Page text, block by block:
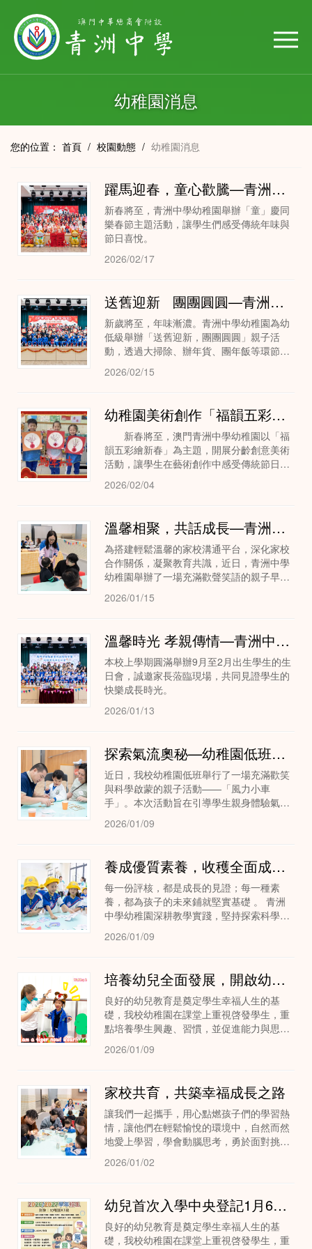
幼稚園消息
您的位置： 首頁 / 校園動態 / 幼稚園消息
躍馬迎春，童心歡騰—青洲中學幼稚園「童」慶同樂賀新春
新春將至，青洲中學幼稚園舉辦「童」慶同
樂春節主題活動，讓學生們感受傳統年味與
節日喜悅。
2026/02/17
送舊迎新 團團圓圓—青洲中學幼稚園幼低級親子活動溫馨開展
新歲將至，年味漸濃。青洲中學幼稚園為幼
低級舉辦「送舊迎新，團團圓圓」親子活
動，透過大掃除、辦年貨、團年飯等環節，
讓家長與孩子一同感受新春的喜悅與傳統節
日的溫馨氛圍。
2026/02/15
幼稚園美術創作「福韻五彩繪新春」
新春將至，澳門青洲中學幼稚園以「福
韻五彩繪新春」為主題，開展分齡創意美術
活動，讓學生在藝術創作中感受傳統節日的
喜悅與文化韻味。
2026/02/04
溫馨相聚，共話成長—青洲中學幼稚園親子早餐會圓滿舉行
為搭建輕鬆溫馨的家校溝通平台，深化家校
合作關係，凝聚教育共識，近日，青洲中學
幼稚園舉辦了一場充滿歡聲笑語的親子早餐
2026/01/15
溫馨時光 孝親傳情—青洲中學幼稚園生日會
本校上學期圓滿舉辦9月至2月出生學生的生
日會，誠邀家長蒞臨現場，共同見證學生的
快樂成長時光。
2026/01/13
探索氣流奧秘—幼稚園低班親子風力車科學活動
近日，我校幼稚園低班舉行了一場充滿歡笑
與科學啟蒙的親子活動——「風力小車
手」。本次活動旨在引導學生親身體驗氣流
的力量，培養動手能力與觀察力，並在親子
協作中激發科學探索的興趣。學生化身為充
2026/01/09
養成優質素養，收穫全面成長—青洲中學幼稚園多元評核
每一份評核，都是成長的見證；每一種素
養，都為孩子的未來鋪就堅實基礎 。 青洲
中學幼稚園深耕教學實踐，堅持探索科學評
核新模式。在日常課堂與豐富活動中，我們
引導學生們在體驗中學習、在探索中成長...
2026/01/09
培養幼兒全面發展，開啟幼兒的幸福成長之路—青洲中學幼稚園課程
良好的幼兒教育是奠定學生幸福人生的基
礎，我校幼稚園在課堂上重視啓發學生，重
點培養學生興趣、習慣，並促進能力與思維
的發展。讓每一個學生陽光、健康、全面的
發展。我們期望從幼稚園開始，透過十五年
2026/01/09
家校共育，共築幸福成長之路
讓我們一起攜手，用心點燃孩子們的學習熱
情，讓他們在輕鬆愉悅的環境中，自然而然
地愛上學習，學會動腦思考，勇於面對挑
2026/01/02
幼兒首次入學中央登記1月6日開始啦，歡迎報讀澳門中華總商會附設青洲中學（018)！
良好的幼兒教育是奠定學生幸福人生的基
礎，我校幼稚園在課堂上重視啓發學生，重